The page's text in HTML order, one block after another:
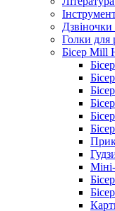
Голки для
Бісер Mill